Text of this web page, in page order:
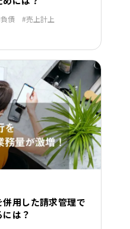
債
売上計上
用した請求管理で
は？